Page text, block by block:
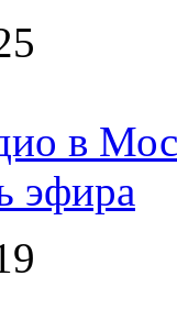
в
эфира